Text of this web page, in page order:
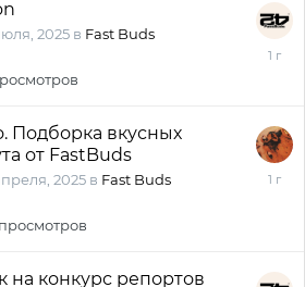
2025 в Fast Buds
10
Подборка вкусных
от FastBuds
2025 в Fast Buds
просмотров
19
на конкурс репортов